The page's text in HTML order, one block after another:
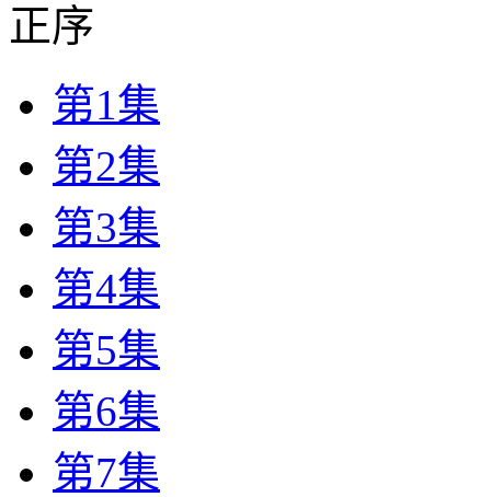
正序
第1集
第2集
第3集
第4集
第5集
第6集
第7集